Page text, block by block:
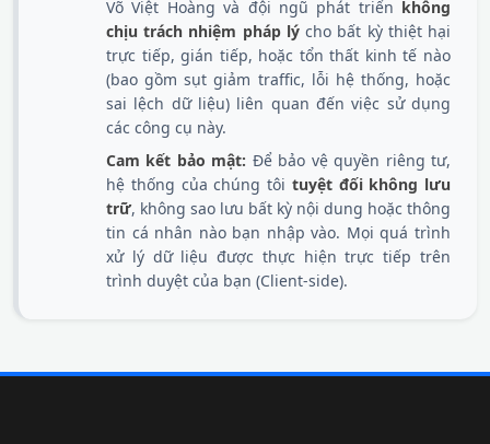
Võ Việt Hoàng và đội ngũ phát triển không
chịu trách nhiệm pháp lýcho bất kỳ thiệt hại
trực tiếp, gián tiếp, hoặc tổn thất kinh tế nào
(bao gồm sụt giảm traffic, lỗi hệ thống, hoặc
sai lệch dữ liệu) liên quan đến việc sử dụng
các công cụ này.
Cam kết bảo mật: Để bảo vệ quyền riêng tư,
hệ thống của chúng tôi tuyệt đối không lưu
trữ, không sao lưu bất kỳ nội dung hoặc thông
tin cá nhân nào bạn nhập vào. Mọi quá trình
xử lý dữ liệu được thực hiện trực tiếp trên
trình duyệt của bạn (Client-side).